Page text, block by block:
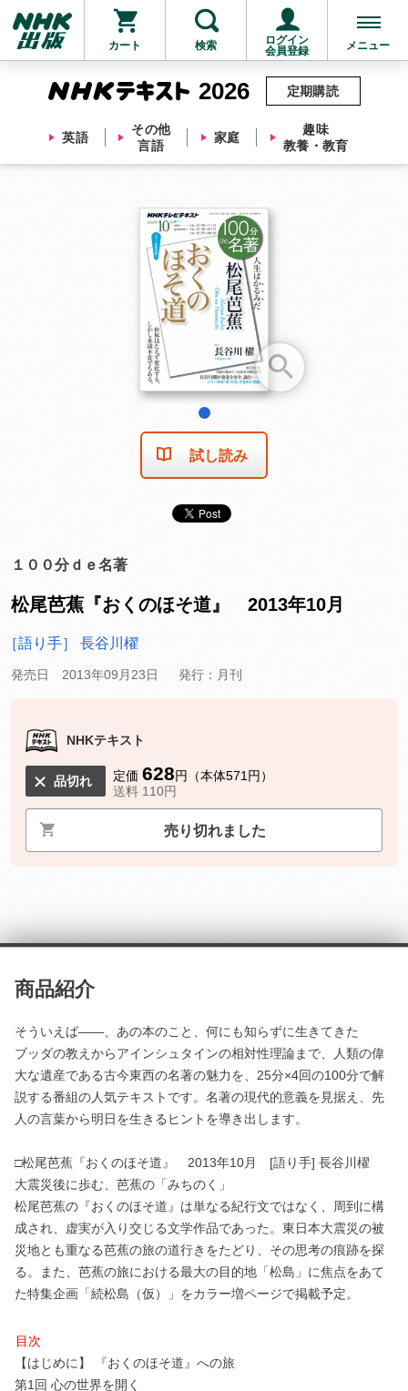
カート 検索
ログイン
会員登録
メニュー
2026
英語
その他
言語
家庭
趣味
教養・教育
定期購読
他にも商品を買う
試し読み
１００分ｄｅ名著
松尾芭蕉『おくのほそ道』 2013年10月
［語り手］ 長谷川櫂
発売日 2013年09月23日 発行：月刊
NHKテキスト
品切れ 定価 628円（本体571円）
送料 110円
売り切れました
商品紹介
そういえば――、あの本のこと、何にも知らずに生きてきた
ブッダの教えからアインシュタインの相対性理論まで、人類の偉
大な遺産である古今東西の名著の魅力を、25分×4回の100分で解
説する番組の人気テキストです。名著の現代的意義を見据え、先
人の言葉から明日を生きるヒントを導き出します。
□松尾芭蕉『おくのほそ道』 2013年10月 [語り手] 長谷川櫂
大震災後に歩む、芭蕉の「みちのく」
松尾芭蕉の『おくのほそ道』は単なる紀行文ではなく、周到に構
成され、虚実が入り交じる文学作品であった。東日本大震災の被
災地とも重なる芭蕉の旅の道行きをたどり、その思考の痕跡を探
る。また、芭蕉の旅における最大の目的地「松島」に焦点をあて
た特集企画「続松島（仮）」をカラー増ページで掲載予定。
目次
【はじめに】 『おくのほそ道』への旅
第1回 心の世界を開く